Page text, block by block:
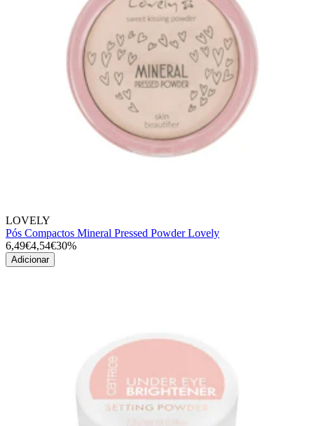
LOVELY
Pós Compactos Mineral Pressed Powder Lovely
6,49€4,54€30%
Adicionar